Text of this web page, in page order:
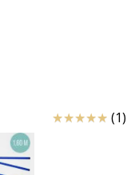
Anmeldelser
(1)